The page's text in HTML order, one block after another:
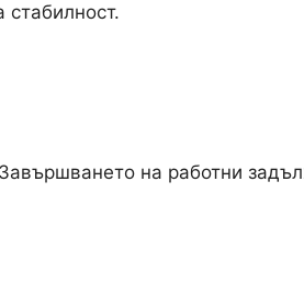
стабилност.
Завършването на работни